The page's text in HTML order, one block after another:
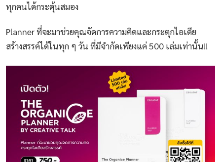
ทุกคนได้กระตุ้นสมอง
Planner ที่จะมาช่วยคุณจัดการความคิดและกระตุกไอเดีย
สร้างสรรค์ได้ในทุก ๆ วัน ที่มีจำกัดเพียงแค่ 500 เล่มเท่านั้น!!